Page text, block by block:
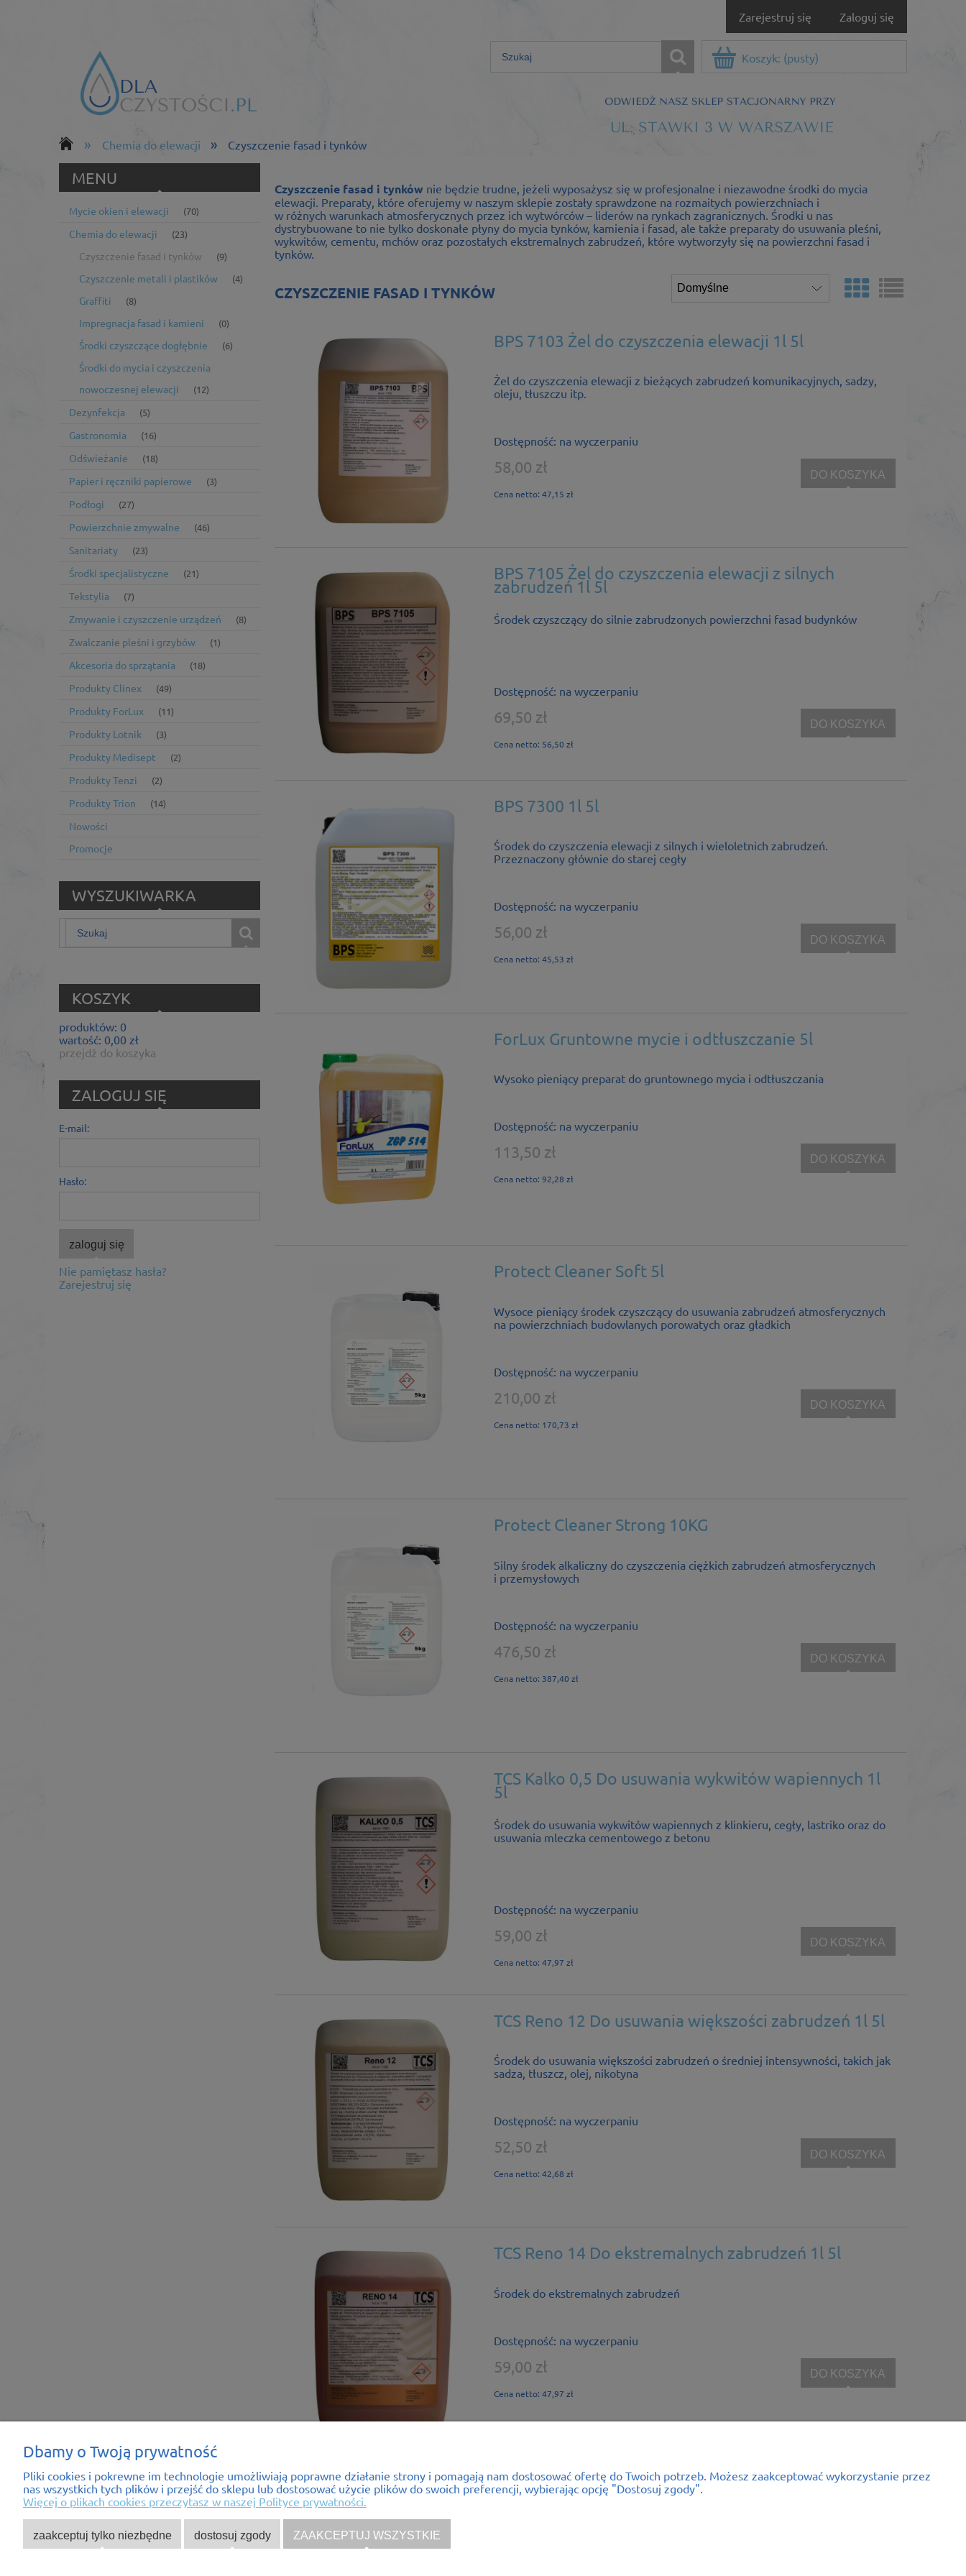
Zarejestruj się Zaloguj się
Koszyk: (pusty)
» Chemia do elewacji » Czyszczenie fasad i tynków
MENU
Mycie okien i elewacji (70)
Chemia do elewacji (23)
Czyszczenie fasad i tynków (9)
Czyszczenie metali i plastików (4)
Graffiti (8)
Impregnacja fasad i kamieni (0)
Środki czyszczące dogłębnie (6)
Środki do mycia i czyszczenia
nowoczesnej elewacji
(12)
Dezynfekcja (5)
Gastronomia (16)
Odświeżanie (18)
Papier i ręczniki papierowe (3)
Podłogi (27)
Powierzchnie zmywalne (46)
Sanitariaty (23)
Środki specjalistyczne (21)
Tekstylia (7)
Zmywanie i czyszczenie urządzeń (8)
Zwalczanie pleśni i grzybów (1)
Akcesoria do sprzątania (18)
Produkty Clinex (49)
Produkty ForLux (11)
Produkty Lotnik (3)
Produkty Medisept (2)
Produkty Tenzi (2)
Produkty Trion (14)
Nowości
Promocje
WYSZUKIWARKA
KOSZYK
produktów: 0
wartość: 0,00 zł
przejdź do koszyka
ZALOGUJ SIĘ
E-mail:
Hasło:
zaloguj się
Nie pamiętasz hasła?
Zarejestruj się
Czyszczenie fasad i tynków nie będzie trudne, jeżeli wyposażysz się w profesjonalne i niezawodne środki do mycia
elewacji. Preparaty, które oferujemy w naszym sklepie zostały sprawdzone na rozmaitych powierzchniach i
w różnych warunkach atmosferycznych przez ich wytwórców – liderów na rynkach zagranicznych. Środki u nas
dystrybuowane to nie tylko doskonałe płyny do mycia tynków, kamienia i fasad, ale także preparaty do usuwania pleśni,
wykwitów, cementu, mchów oraz pozostałych ekstremalnych zabrudzeń, które wytworzyły się na powierzchni fasad i
tynków.
CZYSZCZENIE FASAD I TYNKÓW
BPS 7103 Żel do czyszczenia elewacji 1l 5l
Żel do czyszczenia elewacji z bieżących zabrudzeń komunikacyjnych, sadzy,
oleju, tłuszczu itp.
Dostępność: na wyczerpaniu
58,00 zł
Cena netto: 47,15 zł
DO KOSZYKA
BPS 7105 Żel do czyszczenia elewacji z silnych
zabrudzeń 1l 5l
Środek czyszczący do silnie zabrudzonych powierzchni fasad budynków
Dostępność: na wyczerpaniu
69,50 zł
Cena netto: 56,50 zł
DO KOSZYKA
BPS 7300 1l 5l
Środek do czyszczenia elewacji z silnych i wieloletnich zabrudzeń.
Przeznaczony głównie do starej cegły
Dostępność: na wyczerpaniu
56,00 zł
Cena netto: 45,53 zł
DO KOSZYKA
ForLux Gruntowne mycie i odtłuszczanie 5l
Wysoko pieniący preparat do gruntownego mycia i odtłuszczania
Dostępność: na wyczerpaniu
113,50 zł
Cena netto: 92,28 zł
DO KOSZYKA
Protect Cleaner Soft 5l
Wysoce pieniący środek czyszczący do usuwania zabrudzeń atmosferycznych
na powierzchniach budowlanych porowatych oraz gładkich
Dostępność: na wyczerpaniu
210,00 zł
Cena netto: 170,73 zł
DO KOSZYKA
Protect Cleaner Strong 10KG
Silny środek alkaliczny do czyszczenia ciężkich zabrudzeń atmosferycznych
i przemysłowych
Dostępność: na wyczerpaniu
476,50 zł
Cena netto: 387,40 zł
DO KOSZYKA
TCS Kalko 0,5 Do usuwania wykwitów wapiennych 1l
5l
Środek do usuwania wykwitów wapiennych z klinkieru, cegły, lastriko oraz do
usuwania mleczka cementowego z betonu
Dostępność: na wyczerpaniu
59,00 zł
Cena netto: 47,97 zł
DO KOSZYKA
TCS Reno 12 Do usuwania większości zabrudzeń 1l 5l
Środek do usuwania większości zabrudzeń o średniej intensywności, takich jak
sadza, tłuszcz, olej, nikotyna
Dostępność: na wyczerpaniu
52,50 zł
Cena netto: 42,68 zł
DO KOSZYKA
TCS Reno 14 Do ekstremalnych zabrudzeń 1l 5l
Środek do ekstremalnych zabrudzeń
Dostępność: na wyczerpaniu
59,00 zł
Cena netto: 47,97 zł
DO KOSZYKA
Pomoc
Regulaminy
Polityka prywatności
Zwroty i reklamacje
Moje konto
Twoje zamówienia
Ustawienia konta
Przechowalnia
Płatności i dostawa
Formy płatności
Czas i koszty dostawy
Informacje O nas
Dbamy o Twoją prywatność
Pliki cookies i pokrewne im technologie umożliwiają poprawne działanie strony i pomagają nam dostosować ofertę do Twoich potrzeb. Możesz zaakceptować wykorzystanie przez
nas wszystkich tych plików i przejść do sklepu lub dostosować użycie plików do swoich preferencji, wybierając opcję "Dostosuj zgody".
Więcej o plikach cookies przeczytasz w naszej Polityce prywatności.
zaakceptuj tylko niezbędne dostosuj zgody ZAAKCEPTUJ WSZYSTKIE